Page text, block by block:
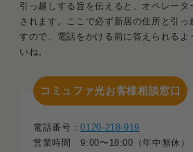
引っ越しする旨を伝えると、オペレー
されます。ここで必ず新居の住所と引っ
すので、電話をかける前に答えられるよ
いね。
コミュファ光お客様相談窓口
電話番号：0120-218-919
営業時間 9:00〜18:00（年中無休）